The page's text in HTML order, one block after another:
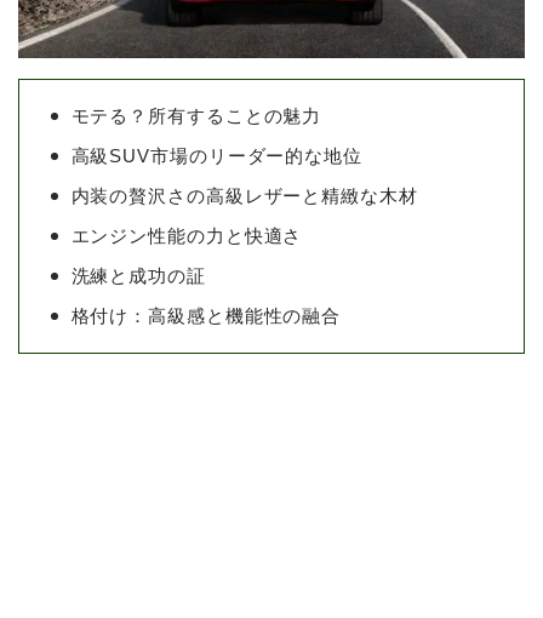
モテる？所有することの魅力
高級SUV市場のリーダー的な地位
内装の贅沢さの高級レザーと精緻な木材
エンジン性能の力と快適さ
洗練と成功の証
格付け：高級感と機能性の融合